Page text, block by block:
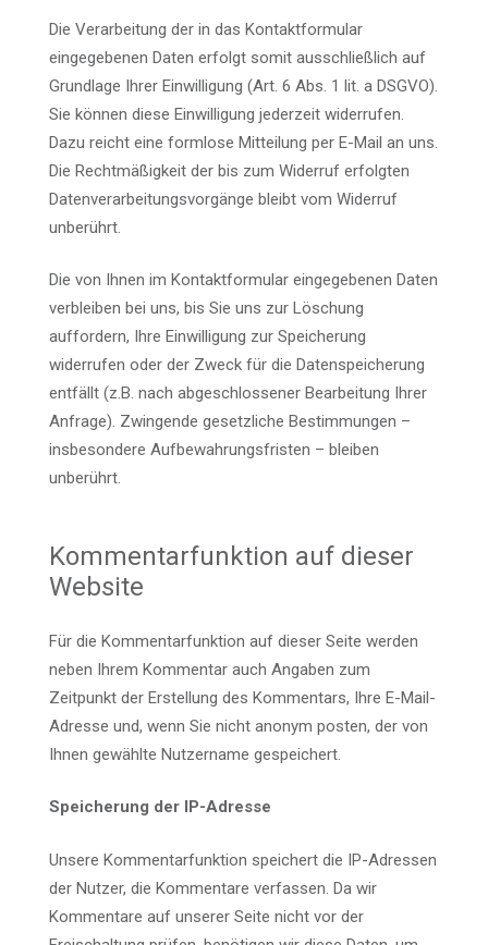
Die Verarbeitung der in das Kontaktformular
eingegebenen Daten erfolgt somit ausschließlich auf
Grundlage Ihrer Einwilligung (Art. 6 Abs. 1 lit. a DSGVO).
Sie können diese Einwilligung jederzeit widerrufen.
Dazu reicht eine formlose Mitteilung per E-Mail an uns.
Die Rechtmäßigkeit der bis zum Widerruf erfolgten
Datenverarbeitungsvorgänge bleibt vom Widerruf
unberührt.
Die von Ihnen im Kontaktformular eingegebenen Daten
verbleiben bei uns, bis Sie uns zur Löschung
auffordern, Ihre Einwilligung zur Speicherung
widerrufen oder der Zweck für die Datenspeicherung
entfällt (z.B. nach abgeschlossener Bearbeitung Ihrer
Anfrage). Zwingende gesetzliche Bestimmungen –
insbesondere Aufbewahrungsfristen – bleiben
unberührt.
Kommentarfunktion auf dieser
Website
Für die Kommentarfunktion auf dieser Seite werden
neben Ihrem Kommentar auch Angaben zum
Zeitpunkt der Erstellung des Kommentars, Ihre E-Mail-
Adresse und, wenn Sie nicht anonym posten, der von
Ihnen gewählte Nutzername gespeichert.
Speicherung der IP-Adresse
Unsere Kommentarfunktion speichert die IP-Adressen
der Nutzer, die Kommentare verfassen. Da wir
Kommentare auf unserer Seite nicht vor der